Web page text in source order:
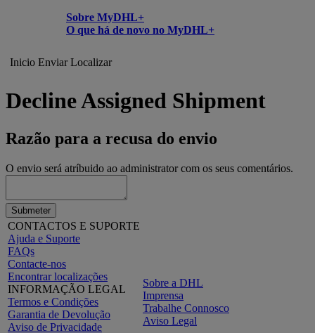
Sobre MyDHL+
O que há de novo no MyDHL+
Inicio Enviar Localizar
Decline Assigned Shipment
Razão para a recusa do envio
O envio será atríbuido ao administrator com os seus comentários.
Submeter
CONTACTOS E SUPORTE
Ajuda e Suporte
FAQs
Contacte-nos
Encontrar localizações
INFORMAÇÃO LEGAL
Termos e Condições
Garantia de Devolução
Aviso de Privacidade
Sobre a DHL
Imprensa
Trabalhe Connosco
Aviso Legal